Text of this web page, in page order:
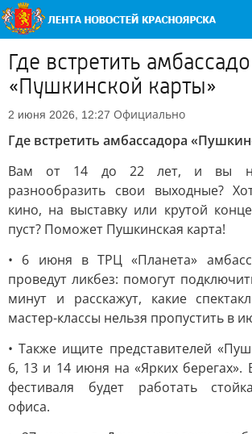
Где встретить
«Пушкинской карты»
2 июня 2026, 12:27 Официально
Где встретить амбассадора
Вам от 14 до 22 лет, и вы не
разнообразить свои выходные?
кино, на выставку или крутой
пуст? Поможет Пушкинская карта!
• 6 июня в ТРЦ «Планета»
проведут ликбез: помогут
минут и расскажут, какие
мастер-классы нельзя пропустить в
• Также ищите представителей
6, 13 и 14 июня на «Ярких берегах».
фестиваля будет работать
офиса.